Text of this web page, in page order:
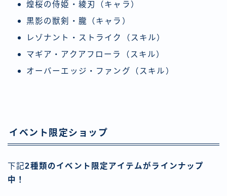
煌桜の侍姫・綾刃（キャラ）
黒影の獣剣・朧（キャラ）
レゾナント・ストライク（スキル）
マギア・アクアフローラ（スキル）
オーバーエッジ・ファング（スキル）
イベント限定ショップ
下記2種類のイベント限定アイテムがラインナップ
中！